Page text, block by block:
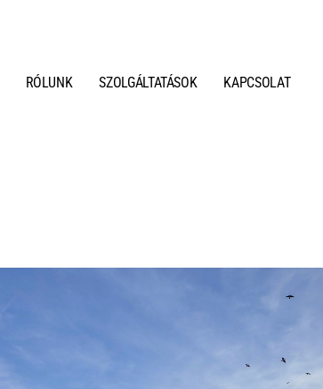
RÓLUNK SZOLGÁLTATÁSOK KAPCSOLAT